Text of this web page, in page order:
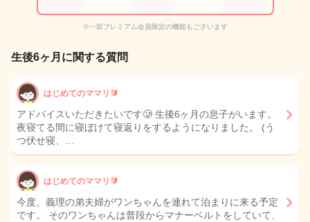
※一部プレミアム会員限定の機能もございます
生後6ヶ月に関する質問
はじめてのママリ🔰
アドバイスいただきたいです🥲 生後6ヶ月の息子がいます。
夜寝てる間に寝ぼけて寝返りをするようになりました。 (う
つ伏せ寝、…
はじめてのママリ🔰
今度、義理の弟夫婦がワンちゃんを連れて泊まりに来る予定
です。 そのワンちゃんは普段からマナーベルトをしていて、